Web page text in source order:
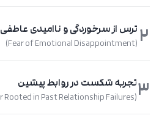
2 ترس از سرخوردگی و ناامیدی عاطفی
(Fear of Emotional Disappointment)
3تجربه شکست در روابط پیشین
(Fear Rooted in Past Relationship Failures)